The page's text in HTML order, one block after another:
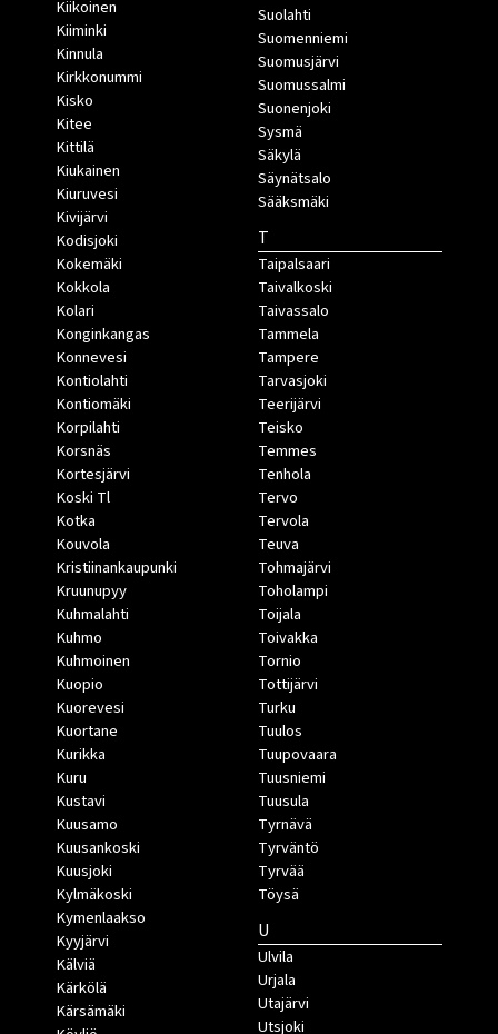
Kiikoinen
Kiiminki
Kinnula
Kirkkonummi
Kisko
Kitee
Kittilä
Kiukainen
Kiuruvesi
Kivijärvi
Kodisjoki
Kokemäki
Kokkola
Kolari
Konginkangas
Konnevesi
Kontiolahti
Kontiomäki
Korpilahti
Korsnäs
Kortesjärvi
Koski Tl
Kotka
Kouvola
Kristiinankaupunki
Kruunupyy
Kuhmalahti
Kuhmo
Kuhmoinen
Kuopio
Kuorevesi
Kuortane
Kurikka
Kuru
Kustavi
Kuusamo
Kuusankoski
Kuusjoki
Kylmäkoski
Kymenlaakso
Kyyjärvi
Kälviä
Kärkölä
Kärsämäki
Suolahti
Suomenniemi
Suomusjärvi
Suomussalmi
Suonenjoki
Sysmä
Säkylä
Säynätsalo
Sääksmäki
T
Taipalsaari
Taivalkoski
Taivassalo
Tammela
Tampere
Tarvasjoki
Teerijärvi
Teisko
Temmes
Tenhola
Tervo
Tervola
Teuva
Tohmajärvi
Toholampi
Toijala
Toivakka
Tornio
Tottijärvi
Turku
Tuulos
Tuupovaara
Tuusniemi
Tuusula
Tyrnävä
Tyrväntö
Tyrvää
Töysä
U
Ulvila
Urjala
Utajärvi
Utsjoki